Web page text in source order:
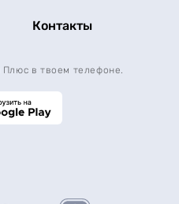
Контакты
в твоем телефоне.